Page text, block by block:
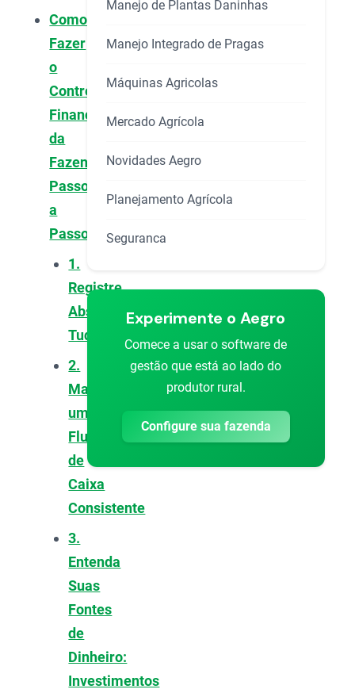
Como
Fazer
o
Controle
Financeiro
da
Fazenda
Passo
a
Passo
1.
Registre
Absolutamente
Tudo
2.
Mantenha
um
Fluxo
de
Caixa
Consistente
3.
Entenda
Suas
Fontes
de
Dinheiro:
Investimentos
Manejo de Plantas Daninhas
Manejo Integrado de Pragas
Máquinas Agricolas
Mercado Agrícola
Novidades Aegro
Planejamento Agrícola
Seguranca
Experimente o Aegro
Comece a usar o software de
gestão que está ao lado do
produtor rural.
Configure sua fazenda